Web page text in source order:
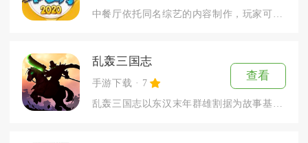
乱轰三国志
手游下载 7
查看
乱轰三国志以东汉末年群雄割据为故事基底，融合塔防、动作卡牌与...